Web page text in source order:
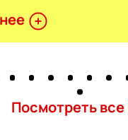
Поcмотреть все